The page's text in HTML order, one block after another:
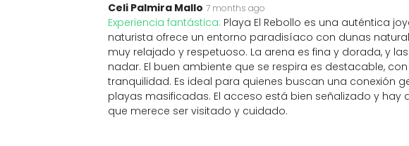
Celi Palmira Mallo 7 months ago
Experiencia fantástica: Playa El Rebollo es una auténtica
naturista ofrece un entorno paradisíaco con dunas
muy relajado y respetuoso. La arena es fina y dorada, y
nadar. El buen ambiente que se respira es destacable,
tranquilidad. Es ideal para quienes buscan una conexión
playas masificadas. El acceso está bien señalizado y
que merece ser visitado y cuidado.